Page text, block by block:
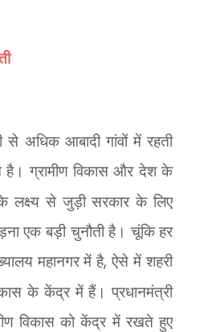
अधिक आबादी गांवों में रहती
है। ग्रामीण विकास और देश के
लक्ष्य से जुड़ी सरकार के लिए
एक बड़ी चुनौती है। चूंकि हर
महानगर में है,ऐसे में शहरी
के केंद्र में हैं। प्रधानमंत्री
विकास को केंद्र में रखते हुए